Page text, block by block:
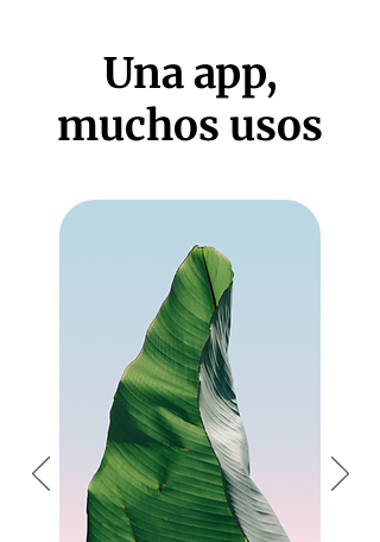
Una app,
muchos usos